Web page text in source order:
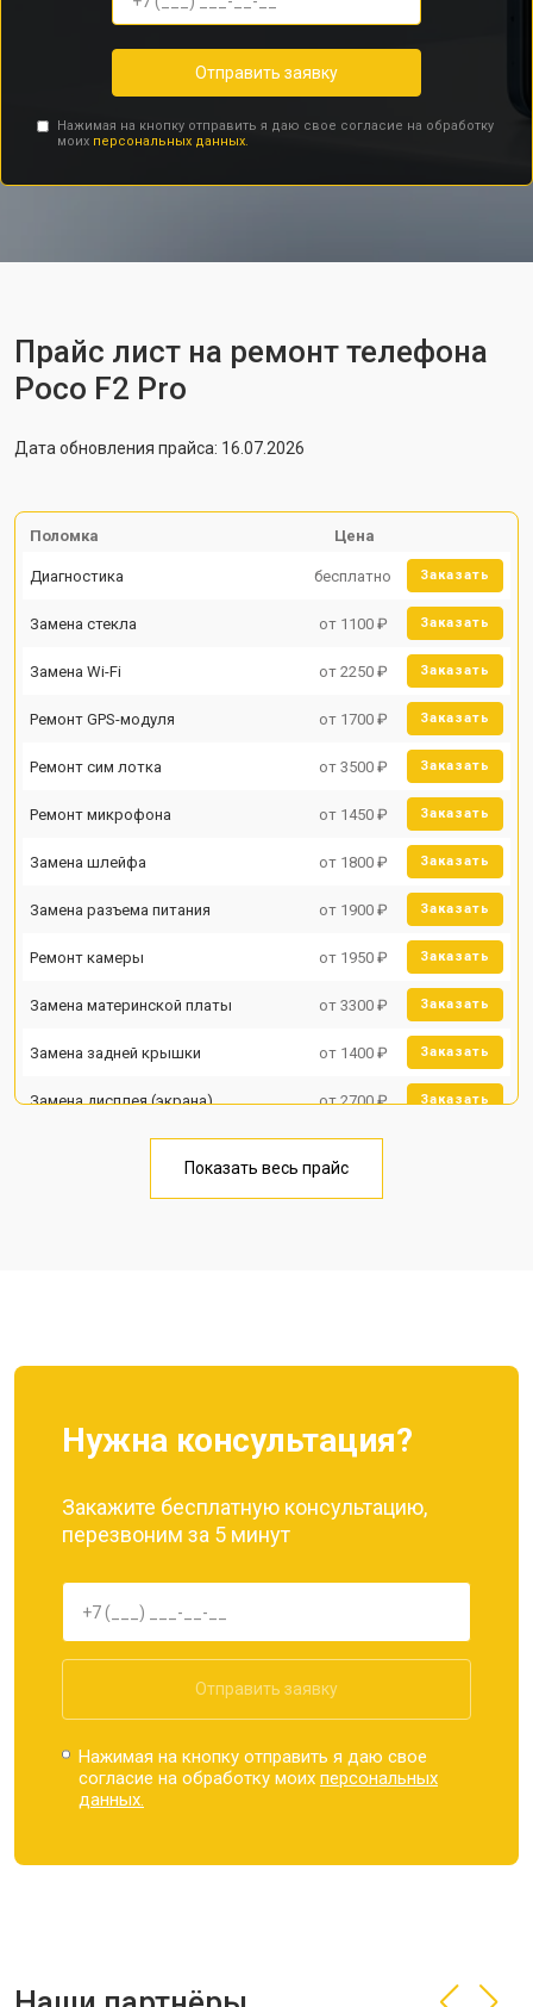
Отправить заявку
Нажимая на кнопку отправить я даю свое согласие на обработку
моих персональных данных.
Прайс лист на ремонт телефона
Poco F2 Pro
Дата обновления прайса: 16.07.2026
Поломка Цена
Диагностика бесплатно Заказать
Замена стекла от 1100 ₽ Заказать
Замена Wi-Fi от 2250 ₽ Заказать
Ремонт GPS-модуля от 1700 ₽ Заказать
Ремонт сим лотка от 3500 ₽ Заказать
Ремонт микрофона от 1450 ₽ Заказать
Замена шлейфа от 1800 ₽ Заказать
Замена разъема питания от 1900 ₽ Заказать
Ремонт камеры от 1950 ₽ Заказать
Замена материнской платы от 3300 ₽ Заказать
Замена задней крышки от 1400 ₽ Заказать
Замена дисплея (экрана) от 2700 ₽ Заказать
Замена кнопки включения от 1750 ₽
Показать весь прайс
Нужна консультация?
Закажите бесплатную консультацию,
перезвоним за 5 минут
Отправить заявку
Нажимая на кнопку отправить я даю свое
согласие на обработку моихперсональных
данных.